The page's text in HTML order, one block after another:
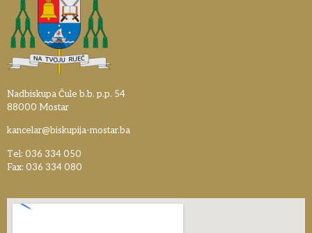
Nadbiskupa Čule b.b. p.p. 54
88000 Mostar
kancelar@biskupija-mostar.ba
Tel: 036 334 050
Fax: 036 334 080